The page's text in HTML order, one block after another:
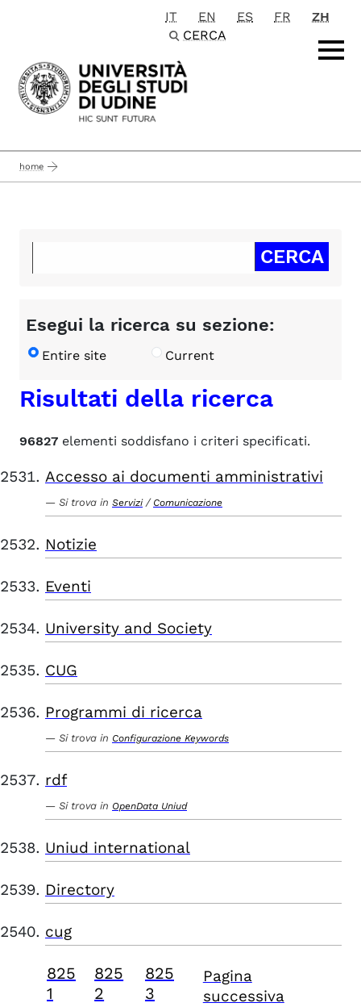
Passa al contenuto principale
IT EN ES FR
ZH
CERCA
home
Esegui la ricerca su sezione:
Entire site Current
Risultati della ricerca
96827 elementi soddisfano i criteri specificati.
Accesso ai documenti amministrativi
Si trova in Servizi / Comunicazione
Notizie
Eventi
University and Society
CUG
Programmi di ricerca
Si trova in Configurazione Keywords
rdf
Si trova in OpenData Uniud
Uniud international
Directory
cug
825
1
825
2
825
3
Pagina
successiva